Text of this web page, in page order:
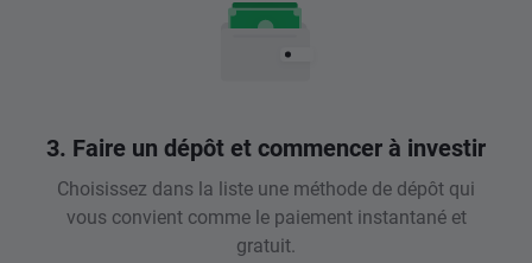
3. Faire un dépôt et commencer à investir
Choisissez dans la liste une méthode de dépôt qui
vous convient comme le paiement instantané et
gratuit.